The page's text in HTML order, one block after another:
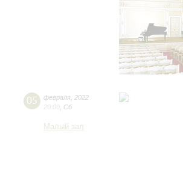
05 февраля 2022
20:00 Сб
Малый зал